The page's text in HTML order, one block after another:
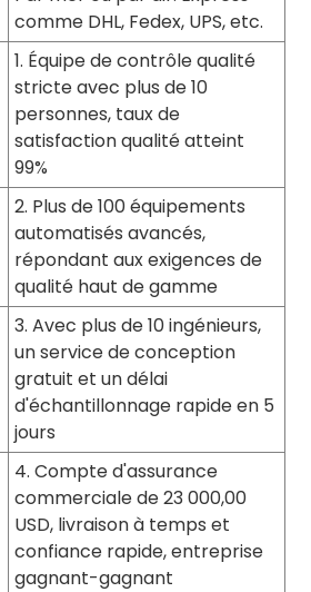
comme DHL, Fedex, UPS, etc.
1. Équipe de contrôle qualité
stricte avec plus de 10
personnes, taux de
satisfaction qualité atteint
99%
2. Plus de 100 équipements
automatisés avancés,
répondant aux exigences de
qualité haut de gamme
3. Avec plus de 10 ingénieurs,
un service de conception
gratuit et un délai
d'échantillonnage rapide en 5
jours
4. Compte d'assurance
commerciale de 23 000,00
USD, livraison à temps et
confiance rapide, entreprise
gagnant-gagnant